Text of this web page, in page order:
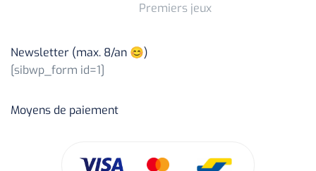
Premiers jeux
Newsletter (max. 8/an 😊)
[sibwp_form id=1]
Moyens de paiement